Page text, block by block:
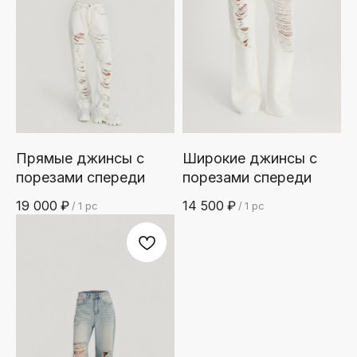
Прямые джинсы с
порезами спереди
19 000 ₽ / 1 pc
Широкие джинсы с
порезами спереди
14 500 ₽ / 1 pc
SKITZ
/YOU